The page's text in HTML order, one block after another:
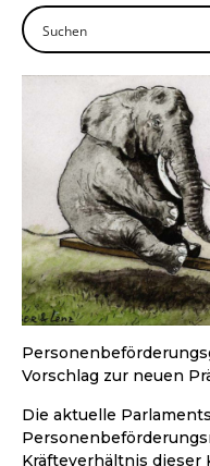
Vorschlag zur neuen
Die aktuelle
Kräfteverhältnis dieser